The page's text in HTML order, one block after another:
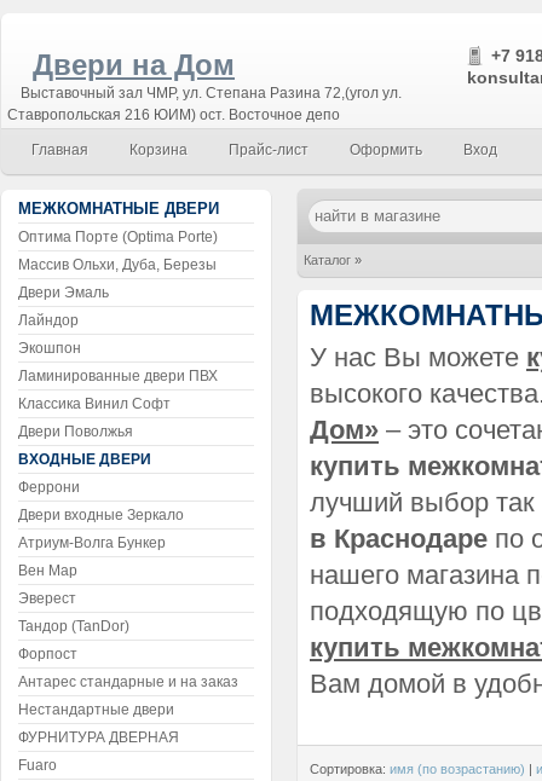
Двери на Дом
Выставочный зал ЧМР, ул. Степана Разина 72,(угол ул.
Ставропольская 216 ЮИМ) ост. Восточное депо
+7
Главная Корзина Прайс-лист Оформить Вход
Каталог »
У нас Вы можете
высокого
Дом» – это
купить
лучший выбор так
в Краснодаре по
нашего магазина
подходящую по
купить
Вам домой в
Сортировка: имя (по возрастанию) |
МЕЖКОМНАТНЫЕ ДВЕРИ
Оптима Порте (Optima Porte)
Массив Ольхи, Дуба, Березы
Двери Эмаль
Лайндор
Экошпон
Ламинированные двери ПВХ
Классика Винил Софт
Двери Поволжья
ВХОДНЫЕ ДВЕРИ
Феррони
Двери входные Зеркало
Атриум-Волга Бункер
Вен Мар
Эверест
Тандор (TanDor)
Форпост
Антарес стандарные и на заказ
Нестандартные двери
ФУРНИТУРА ДВЕРНАЯ
Fuaro